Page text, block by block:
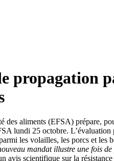
propagation
des aliments (EFSA) prépare,
lundi 25 octobre.
les volailles, les porcs et
mandat illustre une fois
avis scientifique sur la